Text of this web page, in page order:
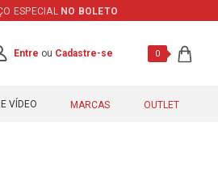
ESPECIAL NO BOLETO
Entre ou Cadastre-se 0
VÍDEO MARCAS OUTLET